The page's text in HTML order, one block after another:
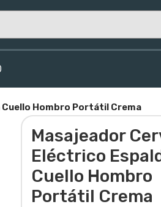
Hombro Portátil Crema
Masajeador
Eléctrico
Cuello Hombro
Portátil Crema